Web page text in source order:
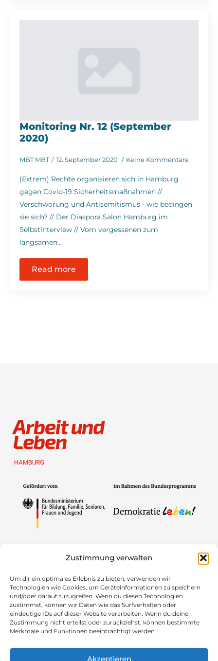
Zustimmung verwalten
Um dir ein optimales Erlebnis zu bieten, verwenden wir
Technologien wie Cookies, um Geräteinformationen zu speichern
und/oder darauf zuzugreifen. Wenn du diesen Technologien
zustimmst, können wir Daten wie das Surfverhalten oder
eindeutige IDs auf dieser Website verarbeiten. Wenn du deine
Zustimmung nicht erteilst oder zurückziehst, können bestimmte
Merkmale und Funktionen beeinträchtigt werden.
Akzeptieren
Monitoring Nr. 12 (September
2020)
MBT MBT 12. September 2020 Keine Kommentare
(Extrem) Rechte organisieren sich in Hamburg
gegen Covid-19 Sicherheitsmaßnahmen //
Verschwörung und Antisemitismus - wie bedingen
sie sich? // Der Diaspora Salon Hamburg im
Selbstinterview // Vom vergessenen zum
langsamen…
Read more
Mitglied im